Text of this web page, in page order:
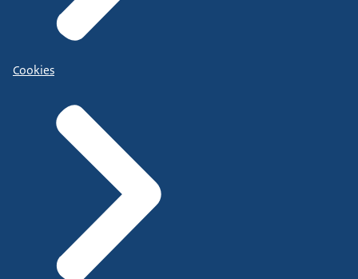
Cookies